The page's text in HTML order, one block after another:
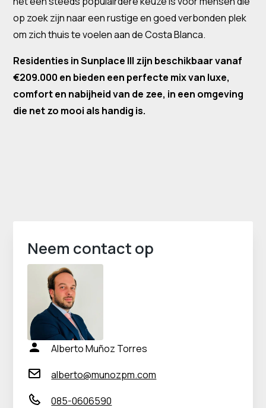
op zoek zijn naar een rustige en goed verbonden plek
om zich thuis te voelen aan de Costa Blanca.
Residenties in Sunplace III zijn beschikbaar vanaf
€209.000 en bieden een perfecte mix van luxe,
comfort en nabijheid van de zee, in een omgeving
die net zo mooi als handig is.
Neem contact op
Alberto Muñoz Torres
alberto@munozpm.com
085-0606590